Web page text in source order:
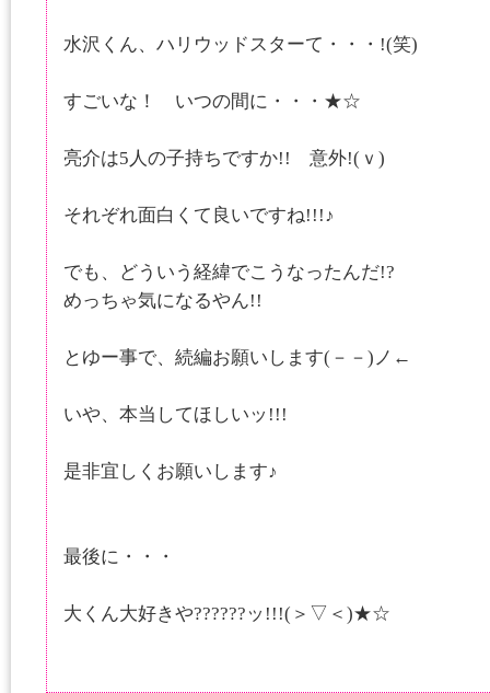
水沢くん、ハリウッドスターて・・・!(笑)
すごいな！ いつの間に・・・★☆
亮介は5人の子持ちですか!! 意外!(ｖ)
それぞれ面白くて良いですね!!!♪
でも、どういう経緯でこうなったんだ!?
めっちゃ気になるやん!!
とゆー事で、続編お願いします(－－)ノ←
いや、本当してほしいッ!!!
是非宜しくお願いします♪
最後に・・・
大くん大好きや??????ッ!!!(＞▽＜)★☆